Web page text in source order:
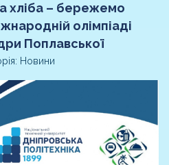
хліба – бережемо
олімпіаді
Поплавської
Новини